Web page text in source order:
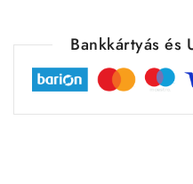
Bankkártyás és